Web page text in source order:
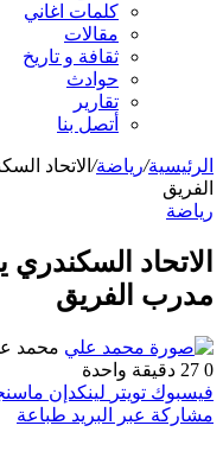
كلمات اغاني
مقالات
ثقافة و تاريخ
حوادث
تقارير
أتصل بنا
الرئيسية/رياضة/ الاتحاد
الفريق
رياضة
الاتحاد
مدرب الفريق
محمد
0
دقيقة واحدة
فيسبوك تويتر لينكدإن
مشاركة عبر البريد طباعة